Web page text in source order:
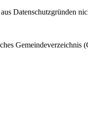
Datenschutzgründen
Gemeindeverzeichnis